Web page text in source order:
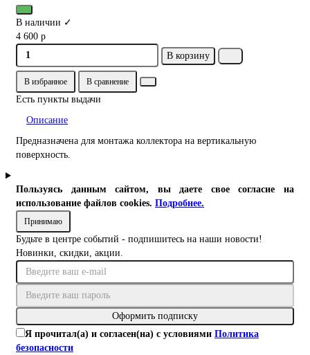
В наличии ✓
4 600 р
В корзину
В избранное В сравнение
Есть пункты выдачи
Описание
Предназначена для монтажа коллектора на вертикальную
поверхность.
Пользуясь данным сайтом, вы даете свое согласие на
использование файлов cookies. Подробнее.
Принимаю
Будьте в центре событий - подпишитесь на наши новости!
Новинки, скидки, акции.
Оформить подписку
Я прочитал(а) и согласен(на) с условиями Политика
безопасности